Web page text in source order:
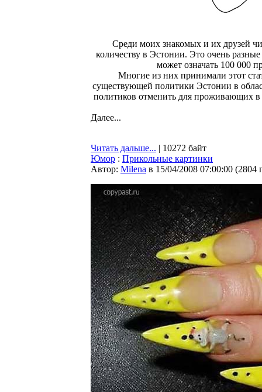
Среди моих знакомых и их друзей
количеству в Эстонии. Это очень
может означать 100 000
Многие из них принимали этот
существующей политики Эстонии в
политиков отменить для проживающих
Далее...
Читать дальше... | 10272 байт
Юмор : Прикольные картинки
Автор: Milena в 15/04/2008 07:00:00 (2804